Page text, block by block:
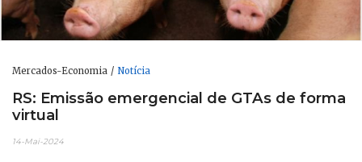
Mercados-Economia Notícia
RS: Emissão emergencial de GTAs de forma
virtual
14-Mai-2024